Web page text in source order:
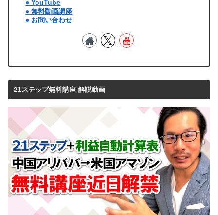
● YouTube
● 無料動画講座
● お問い合わせ
21ステップ無料講座 解説動画